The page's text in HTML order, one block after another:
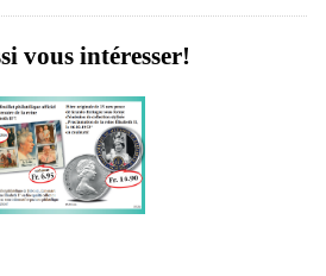
vous intéresser!